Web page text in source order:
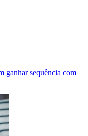
ganhar sequência com